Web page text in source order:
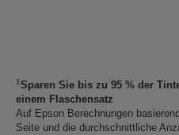
1Sparen Sie bis zu 95 % der
einem Flaschensatz
Auf Epson Berechnungen
Seite und die durchschnittliche